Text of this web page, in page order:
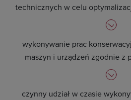
technicznych w celu
wykonywanie prac
maszyn i urządzeń zgodnie z
czynny udział w czasie